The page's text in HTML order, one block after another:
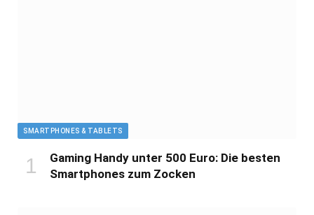
SMARTPHONES & TABLETS
Gaming Handy unter 500 Euro: Die besten
Smartphones zum Zocken